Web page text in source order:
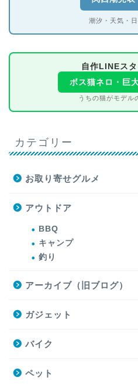
潮汐・天気・
自作LINEス
ボス猫ネロ・巨
うちの猫がモデル
カテゴリー
お取り寄せグルメ
アウトドア
BBQ
キャンプ
釣り
アーカイブ（旧ブログ）
ガジェット
バイク
ペット